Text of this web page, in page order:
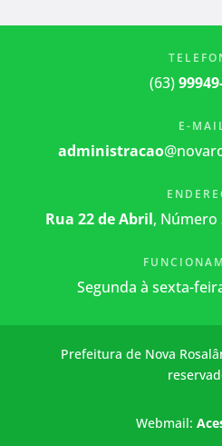
(63)
E-
administracao
Rua 22 de Abril, Número
Segunda à sexta-
Prefeitura de Nova
Webmail: